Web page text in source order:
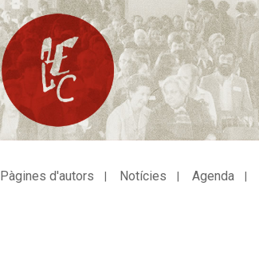
Pàgines d'autors Notícies Agenda